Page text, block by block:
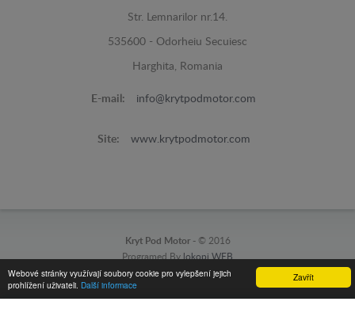
Zavřít
Webové stránky využívají soubory cookie pro vylepšení jejich
prohlížení uživateli. Další informace
Str. Lemnarilor nr.14.
535600 - Odorheiu Secuiesc
Harghita, Romania
E-mail: info@krytpodmotor.com
Site: www.krytpodmotor.com
Kryt Pod Motor - © 2016
Programed By lokopi WEB